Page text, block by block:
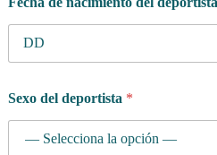
Sexo del deportista *